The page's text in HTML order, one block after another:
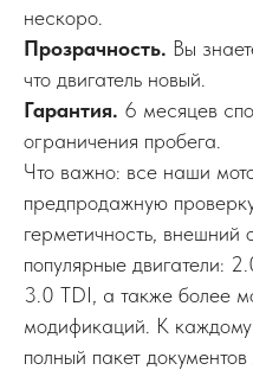
нескоро.
Прозрачность. Вы
что двигатель новый.
Гарантия. 6 месяцев
ограничения пробега.
Что важно: все наши
предпродажную
герметичность, внешний
популярные двигатели:
3.0 TDI, а также более
модификаций. К
полный пакет